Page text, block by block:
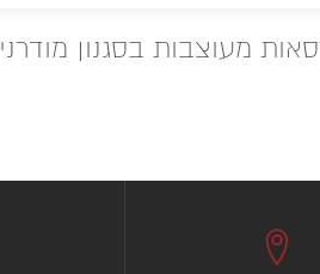
מעוצבות בסגנון מודרני